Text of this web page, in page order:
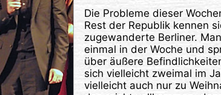
Die Probleme dieser
Rest der Republik kennen
zugewanderte Berliner.
einmal in der Woche und
über äußere
sich vielleicht zweimal im
vielleicht auch nur zu